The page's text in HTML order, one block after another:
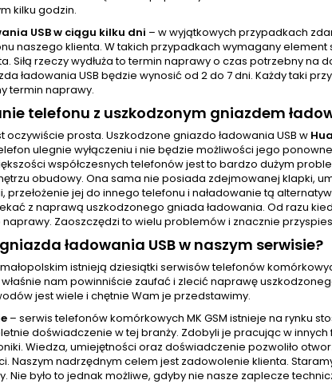
kilku godzin.
USB w ciągu kilku dni – w wyjątkowych przypadkach
naszego klienta. W takich przypadkach wymagany element
Siłą rzeczy wydłuża to termin naprawy o czas potrzebny na
ładowania USB będzie wynosić od 2 do 7 dni. Każdy taki
termin naprawy.
telefonu z uszkodzonym gniazdem
prosta. Uszkodzone gniazdo ładowania USB w
ulegnie wyłączeniu i nie będzie możliwości jego
współczesnych telefonów jest to bardzo dużym
obudowy. Ona sama nie posiada zdejmowanej klapki,
przełożenie jej do innego telefonu i naładowanie tą
z naprawą uszkodzonego gniada ładowania. Od razu
Zaoszczędzi to wielu problemów i znacznie
ładowania USB w naszym serwisie?
istnieją dziesiątki serwisów telefonów
nam powinniście zaufać i zlecić naprawę
jest wiele i chętnie Wam je przedstawimy.
– serwis telefonów komórkowych MK GSM istnieje na rynku
doświadczenie w tej branży. Zdobyli je pracując w
Wiedza, umiejętności oraz doświadczenie pozwoliło
Naszym nadrzędnym celem jest zadowolenie klienta.
Nie było to jednak możliwe, gdyby nie nasze zaplecze